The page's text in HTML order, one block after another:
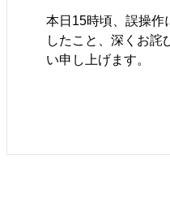
本日15時頃、誤操作
したこと、深くお詫
い申し上げます。